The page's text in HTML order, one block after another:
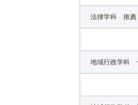
法律学科 推薦
地域行政学科